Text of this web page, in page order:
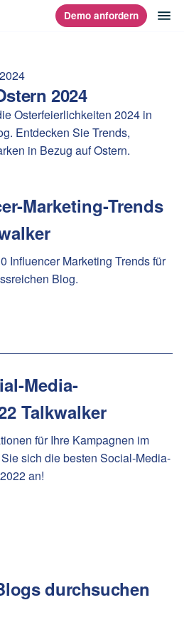
Demo anfordern
2024
Osterfeierlichkeiten 2024 in
Entdecken Sie Trends,
in Bezug auf Ostern.
Marketing-Trends
Influencer Marketing Trends für
Blog.
Media-
Talkwalker
für Ihre Kampagnen im
sich die besten Social-Media-
an!
durchsuchen